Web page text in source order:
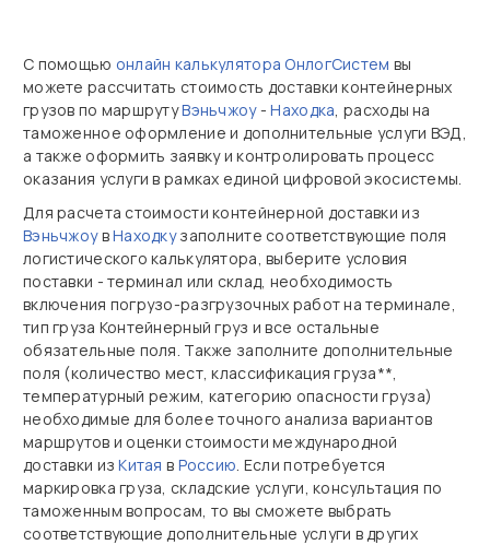
С помощью онлайн калькулятора ОнлогСистем вы
можете рассчитать стоимость доставки контейнерных
грузов по маршрутуВэньчжоу-Находка, расходы на
таможенное оформление и дополнительные услуги ВЭД,
а также оформить заявку и контролировать процесс
оказания услуги в рамках единой цифровой экосистемы.
Для расчета стоимости контейнерной доставки из
ВэньчжоувНаходкузаполните соответствующие поля
логистического калькулятора, выберите условия
поставки - терминал или склад, необходимость
включения погрузо-разгрузочных работ на терминале,
тип груза Контейнерный груз и все остальные
обязательные поля. Также заполните дополнительные
поля (количество мест, классификация груза**,
температурный режим, категорию опасности груза)
необходимые для более точного анализа вариантов
маршрутов и оценки стоимости международной
доставки изКитая в Россию. Если потребуется
маркировка груза, складские услуги, консультация по
таможенным вопросам, то вы сможете выбрать
соответствующие дополнительные услуги в других